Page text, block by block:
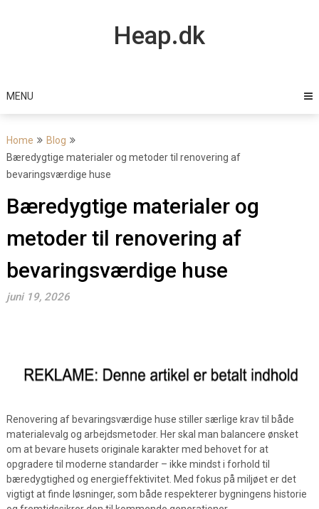
Heap.dk
MENU
Home
Blog
Bæredygtige materialer og metoder til renovering af
bevaringsværdige huse
Bæredygtige materialer og
metoder til renovering af
bevaringsværdige huse
juni 19, 2026
Renovering af bevaringsværdige huse stiller særlige krav til både
materialevalg og arbejdsmetoder. Her skal man balancere ønsket
om at bevare husets originale karakter med behovet for at
opgradere til moderne standarder – ikke mindst i forhold til
bæredygtighed og energieffektivitet. Med fokus på miljøet er det
vigtigt at finde løsninger, som både respekterer bygningens historie